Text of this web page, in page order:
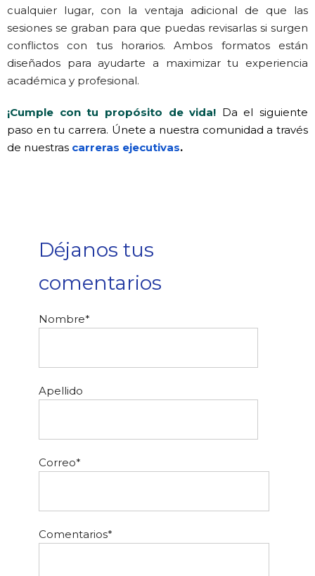
cualquier lugar, con la ventaja adicional de que las
sesiones se graban para que puedas revisarlas si surgen
conflictos con tus horarios. Ambos formatos están
diseñados para ayudarte a maximizar tu experiencia
académica y profesional.
¡Cumple con tu propósito de vida! Da el siguiente
paso en tu carrera. Únete a nuestra comunidad a través
de nuestras carreras ejecutivas.
Déjanos tus
comentarios
Nombre*
Apellido
Correo*
Comentarios*